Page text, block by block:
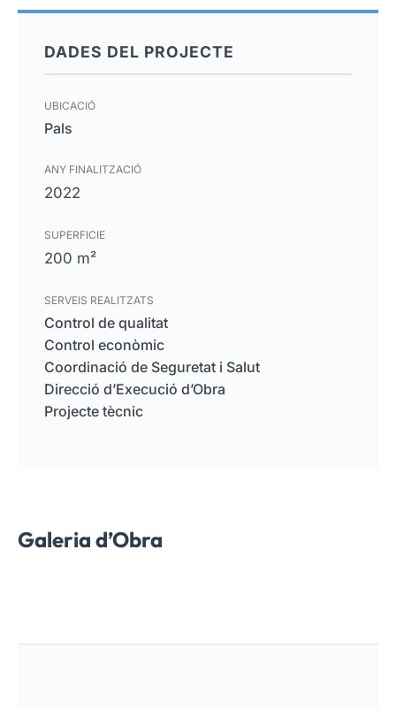
DADES DEL PROJECTE
UBICACIÓ
Pals
ANY FINALITZACIÓ
2022
SUPERFICIE
200 m²
SERVEIS REALITZATS
Control de qualitat
Control econòmic
Coordinació de Seguretat i Salut
Direcció d’Execució d’Obra
Projecte tècnic
Galeria d’Obra